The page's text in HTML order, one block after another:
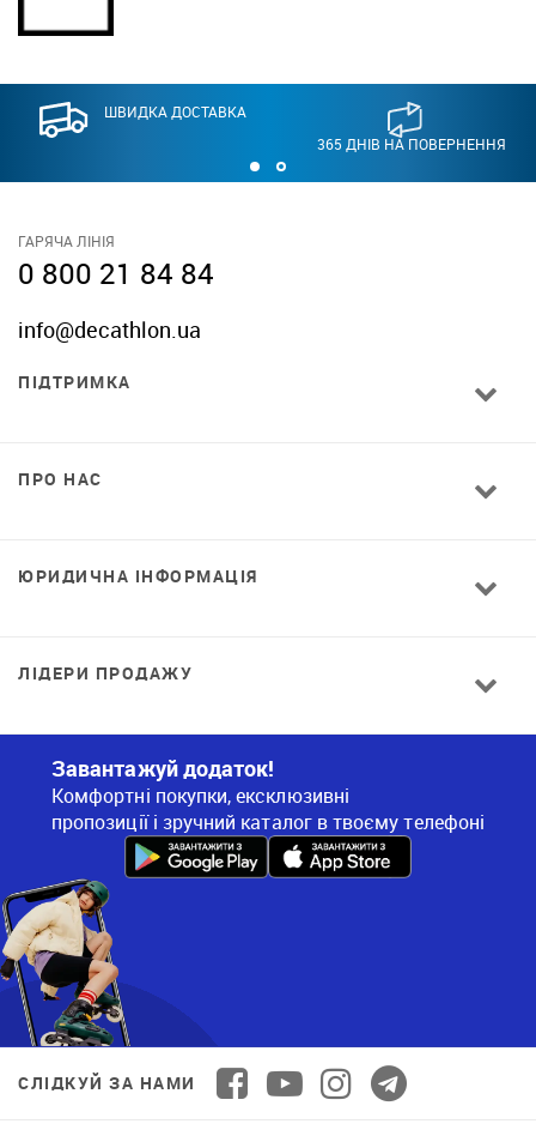
ШВИДКА ДОСТАВКА
365 ДНІВ НА ПОВЕРНЕННЯ
ГАРЯЧА ЛІНІЯ
0 800 21 84 84
info@decathlon.ua
ПІДТРИМКА
ПРО НАС
ЮРИДИЧНА ІНФОРМАЦІЯ
ЛІДЕРИ ПРОДАЖУ
Завантажуй додаток!
Комфортні покупки, ексклюзивні
пропозиції і зручний каталог в твоєму телефоні
СЛІДКУЙ ЗА НАМИ